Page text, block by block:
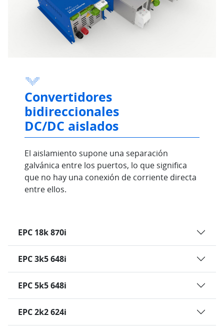
Convertidores
bidireccionales
DC/DC aislados
El aislamiento supone una separación
galvánica entre los puertos, lo que significa
que no hay una conexión de corriente directa
entre ellos.
EPC 18k 870i
EPC 3k5 648i
EPC 5k5 648i
EPC 2k2 624i